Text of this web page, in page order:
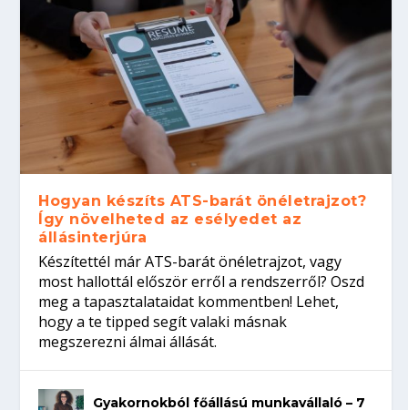
Hogyan készíts ATS-barát önéletrajzot?
Így növelheted az esélyedet az
állásinterjúra
Készítettél már ATS-barát önéletrajzot, vagy
most hallottál először erről a rendszerről? Oszd
meg a tapasztalataidat kommentben! Lehet,
hogy a te tipped segít valaki másnak
megszerezni álmai állását.
Gyakornokból főállású munkavállaló – 7